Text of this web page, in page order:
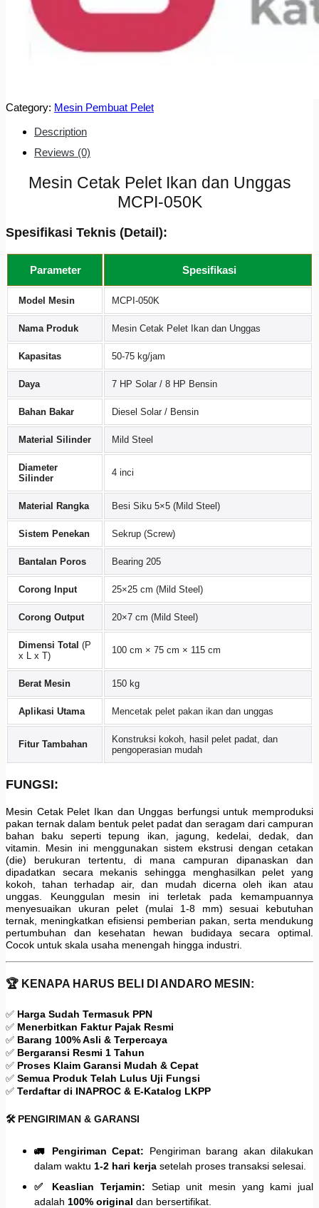
Category: Mesin Pembuat Pelet
Description
Reviews (0)
Mesin Cetak Pelet Ikan dan Unggas
MCPI-050K
Spesifikasi Teknis (Detail):
Parameter Spesifikasi
Model Mesin MCPI-050K
Nama Produk Mesin Cetak Pelet Ikan dan Unggas
Kapasitas 50-75 kg/jam
Daya 7 HP Solar / 8 HP Bensin
Bahan Bakar Diesel Solar / Bensin
Material Silinder Mild Steel
Diameter
Silinder
4 inci
Material Rangka Besi Siku 5×5 (Mild Steel)
Sistem Penekan Sekrup (Screw)
Bantalan Poros Bearing 205
Corong Input 25×25 cm (Mild Steel)
Corong Output 20×7 cm (Mild Steel)
Dimensi Total (P
x L x T)
100 cm × 75 cm × 115 cm
Berat Mesin 150 kg
Aplikasi Utama Mencetak pelet pakan ikan dan unggas
Fitur Tambahan
Konstruksi kokoh, hasil pelet padat, dan
pengoperasian mudah
FUNGSI:
Mesin Cetak Pelet Ikan dan Unggas berfungsi untuk memproduksi
pakan ternak dalam bentuk pelet padat dan seragam dari campuran
bahan baku seperti tepung ikan, jagung, kedelai, dedak, dan
vitamin. Mesin ini menggunakan sistem ekstrusi dengan cetakan
(die) berukuran tertentu, di mana campuran dipanaskan dan
dipadatkan secara mekanis sehingga menghasilkan pelet yang
kokoh, tahan terhadap air, dan mudah dicerna oleh ikan atau
unggas. Keunggulan mesin ini terletak pada kemampuannya
menyesuaikan ukuran pelet (mulai 1-8 mm) sesuai kebutuhan
ternak, meningkatkan efisiensi pemberian pakan, serta mendukung
pertumbuhan dan kesehatan hewan budidaya secara optimal.
Cocok untuk skala usaha menengah hingga industri.
🏆 KENAPA HARUS BELI DI ANDARO MESIN:
✅ Harga Sudah Termasuk PPN
✅ Menerbitkan Faktur Pajak Resmi
✅ Barang 100% Asli & Terpercaya
✅ Bergaransi Resmi 1 Tahun
✅ Proses Klaim Garansi Mudah & Cepat
✅ Semua Produk Telah Lulus Uji Fungsi
✅ Terdaftar di INAPROC & E-Katalog LKPP
🛠️ PENGIRIMAN & GARANSI
🚛 Pengiriman Cepat: Pengiriman barang akan dilakukan
dalam waktu 1-2 hari kerja setelah proses transaksi selesai.
✅ Keaslian Terjamin: Setiap unit mesin yang kami jual
adalah 100% original dan bersertifikat.